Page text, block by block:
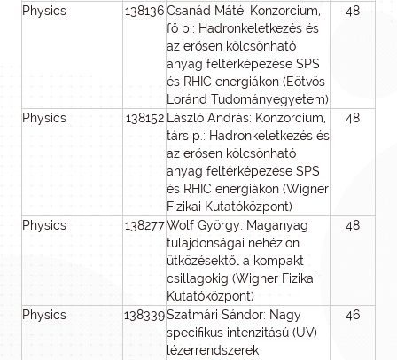
Physics 138136Csanád Máté: Konzorcium,
fő p.: Hadronkeletkezés és
az erősen kölcsönható
anyag feltérképezése SPS
és RHIC energiákon (Eötvös
Loránd Tudományegyetem)
48
Physics 138152
László András: Konzorcium,
társ p.: Hadronkeletkezés és
az erősen kölcsönható
anyag feltérképezése SPS
és RHIC energiákon (Wigner
Fizikai Kutatóközpont)
48
Physics 138277Wolf György: Maganyag
tulajdonságai nehézion
ütközésektől a kompakt
csillagokig (Wigner Fizikai
Kutatóközpont)
48
Physics 138339Szatmári Sándor: Nagy
specifikus intenzitású (UV)
lézerrendszerek
46